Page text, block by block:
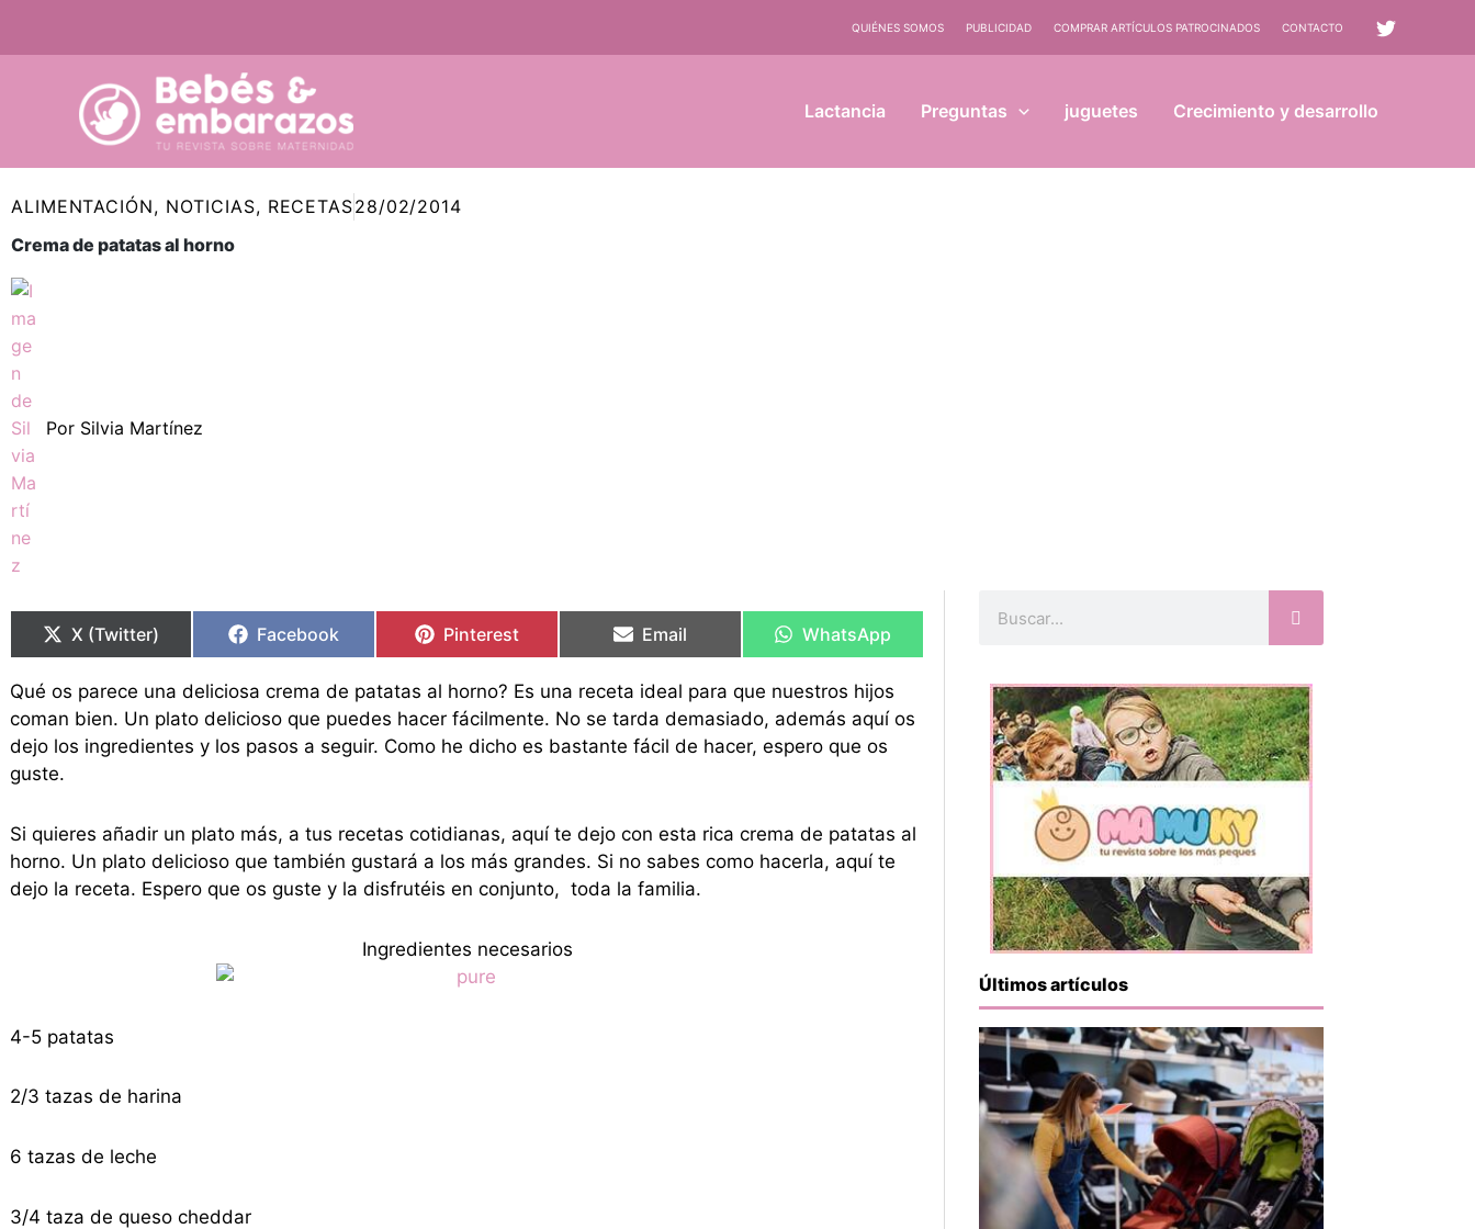
QUIÉNES SOMOS PUBLICIDAD COMPRAR ARTÍCULOS PATROCINADOS CONTACTO
Lactancia Preguntas juguetes Crecimiento y desarrollo
ALIMENTACIÓN, NOTICIAS, RECETAS28/02/2014
Crema de patatas al horno
Por Silvia Martínez
en
X (Twitter)
en
Facebook
en
Pinterest
en
Email
en
WhatsApp
Qué os parece una deliciosa crema de patatas al horno? Es una receta ideal para que nuestros hijos
coman bien. Un plato delicioso que puedes hacer fácilmente. No se tarda demasiado, además aquí os
dejo los ingredientes y los pasos a seguir. Como he dicho es bastante fácil de hacer, espero que os
guste.
Si quieres añadir un plato más, a tus recetas cotidianas, aquí te dejo con esta rica crema de patatas al
horno. Un plato delicioso que también gustará a los más grandes. Si no sabes como hacerla, aquí te
dejo la receta. Espero que os guste y la disfrutéis en conjunto, toda la familia.
Ingredientes necesarios
4-5 patatas
2/3 tazas de harina
6 tazas de leche
3/4 taza de queso cheddar
en
en
en
en
en
Últimos artículos